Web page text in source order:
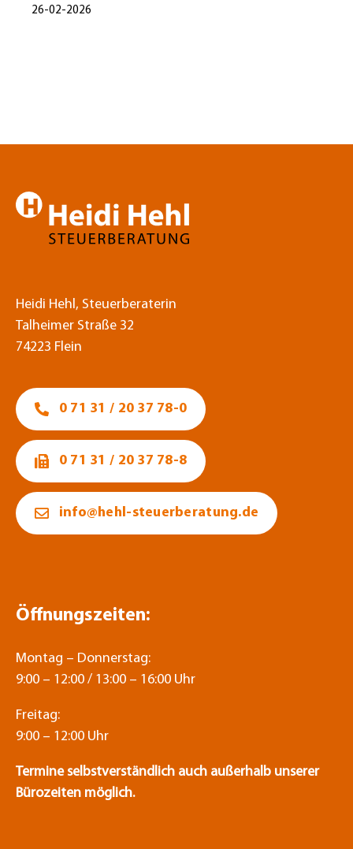
26-02-2026
Heidi Hehl, Steuerberaterin
Talheimer Straße 32
74223 Flein
0 71 31 / 20 37 78-0
0 71 31 / 20 37 78-8
info@hehl-steuerberatung.de
Öffnungszeiten:
Montag – Donnerstag:
9:00 – 12:00 / 13:00 – 16:00 Uhr
Freitag:
9:00 – 12:00 Uhr
Termine selbstverständlich auch außerhalb unserer
Bürozeiten möglich.